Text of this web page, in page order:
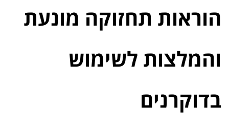
הוראות תחזוקה מונעת
והמלצות לשימוש
בדוקרנים